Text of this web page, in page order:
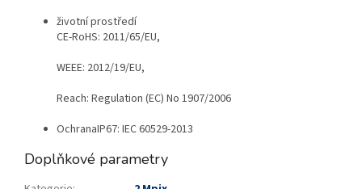
životní prostředí
CE-RoHS: 2011/65/EU,
WEEE: 2012/19/EU,
Reach: Regulation (EC) No 1907/2006
OchranaIP67: IEC 60529-2013
Doplňkové parametry